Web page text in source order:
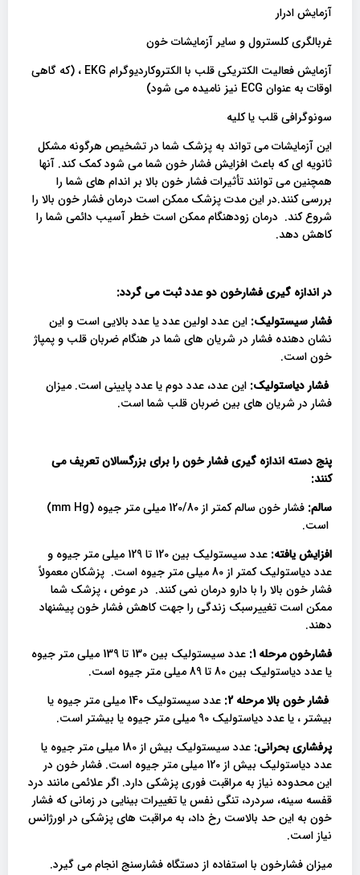
آزمایش ادرار
غربالگری کلسترول و سایر آزمایشات خون
آزمایش فعالیت الکتریکی قلب با الکتروکاردیوگرام EKG ، (که گاهی
اوقات به عنوان ECG نیز نامیده می شود)
سونوگرافی قلب یا کلیه
این آزمایشات می تواند به پزشک شما در تشخیص هرگونه مشکل
ثانویه ای که باعث افزایش فشار خون شما می شود کمک کند. آنها
همچنین می توانند تأثیرات فشار خون بالا بر اندام های شما را
بررسی کنند.در این مدت پزشک ممکن است درمان فشار خون بالا را
شروع کند. درمان زودهنگام ممکن است خطر آسیب دائمی شما را
کاهش دهد.
در اندازه گیری فشارخون دو عدد ثبت می گردد:
فشار سیستولیک: این عدد اولین عدد یا عدد بالایی است و این
نشان دهنده فشار در شریان های شما در هنگام ضربان قلب و پمپاژ
خون است.
فشار دیاستولیک: این عدد، عدد دوم یا عدد پایینی است. میزان
فشار در شریان های بین ضربان قلب شما است.
پنج دسته اندازه گیری فشار خون را برای بزرگسالان تعریف می
کنند:
سالم:
فشار خون سالم کمتر از 120/80 میلی متر جیوه (mm Hg)
است.
افزایش یافته:
عدد سیستولیک بین 120 تا 129 میلی متر جیوه و
عدد دیاستولیک کمتر از 80 میلی متر جیوه است. پزشکان معمولاً
فشار خون بالا را با دارو درمان نمی کنند. در عوض ، پزشک شما
ممکن است تغییرسبک زندگی را جهت کاهش فشار خون پیشنهاد
دهند.
فشارخون مرحله 1:
عدد سیستولیک بین 130 تا 139 میلی متر جیوه
یا عدد دیاستولیک بین 80 تا 89 میلی متر جیوه است.
فشار خون بالا مرحله 2:
عدد سیستولیک 140 میلی متر جیوه یا
بیشتر ، یا عدد دیاستولیک 90 میلی متر جیوه یا بیشتر است.
پرفشاری بحرانی:
عدد سیستولیک بیش از 180 میلی متر جیوه یا
عدد دیاستولیک بیش از 120 میلی متر جیوه است. فشار خون در
این محدوده نیاز به مراقبت فوری پزشکی دارد. اگر علائمی مانند درد
قفسه سینه، سردرد، تنگی نفس یا تغییرات بینایی در زمانی که فشار
خون به این حد بالاست رخ داد، به مراقبت های پزشکی در اورژانس
نیاز است.
میزان فشارخون با استفاده از دستگاه فشارسنج انجام می گیرد.